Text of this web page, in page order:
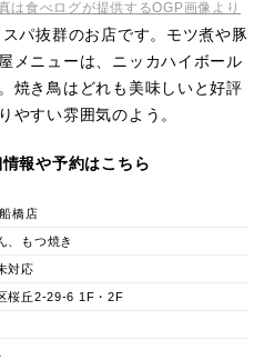
は食べログが提供するOGP画像より
パ抜群のお店です。モツ煮や豚
メニューは、ニッカハイボール
焼き鳥はどれも美味しいと好評
やすい雰囲気のよう。
報や予約はこちら
橋店
、もつ焼き
対応
桜丘2-29-6 1F・2F